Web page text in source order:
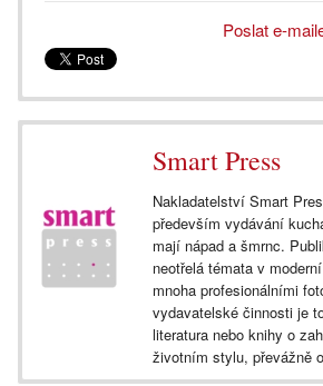
Poslat e-
Smart Press
Nakladatelství Smart
především vydávání
mají nápad a šmrnc.
neotřelá témata v
mnoha profesionálními
vydavatelské činnosti je
literatura nebo knihy o
životním stylu, převážně